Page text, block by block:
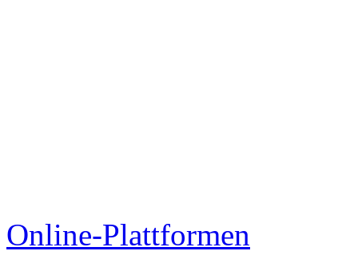
Online-Plattformen